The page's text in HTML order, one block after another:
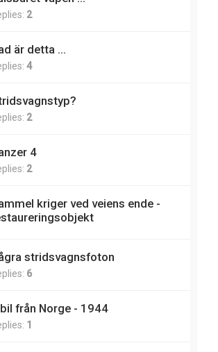
2
är detta ...
4
2
4
2
kriger ved veiens ende -
stridsvagnsfoton
6
från Norge - 1944
1